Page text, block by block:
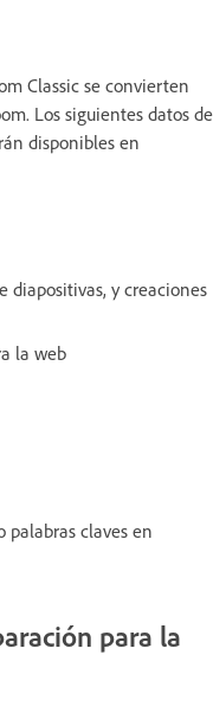
Classic se convierten
Los siguientes datos de
disponibles en
diapositivas, y creaciones
la web
palabras claves en
para la